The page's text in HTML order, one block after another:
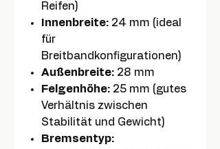
Reifen)
Innenbreite: 24 mm (ideal
für
Breitbandkonfigurationen)
Außenbreite: 28 mm
Felgenhöhe: 25 mm (gutes
Verhältnis zwischen
Stabilität und Gewicht)
Bremsentyp: